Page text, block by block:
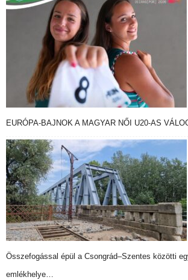
EURÓPA-BAJNOK A MAGYAR NŐI U20-AS
Összefogással épül a Csongrád–Szentes közötti
emlékhelye…